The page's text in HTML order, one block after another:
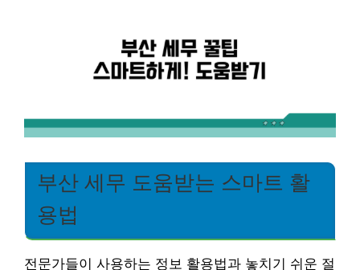
부산 세무 도움받는 스마트 활
용법
전문가들이 사용하는 정보 활용법과 놓치기 쉬운 절